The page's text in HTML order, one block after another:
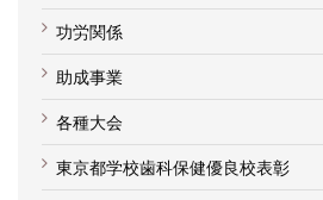
功労関係
助成事業
各種大会
東京都学校歯科保健優良校表彰